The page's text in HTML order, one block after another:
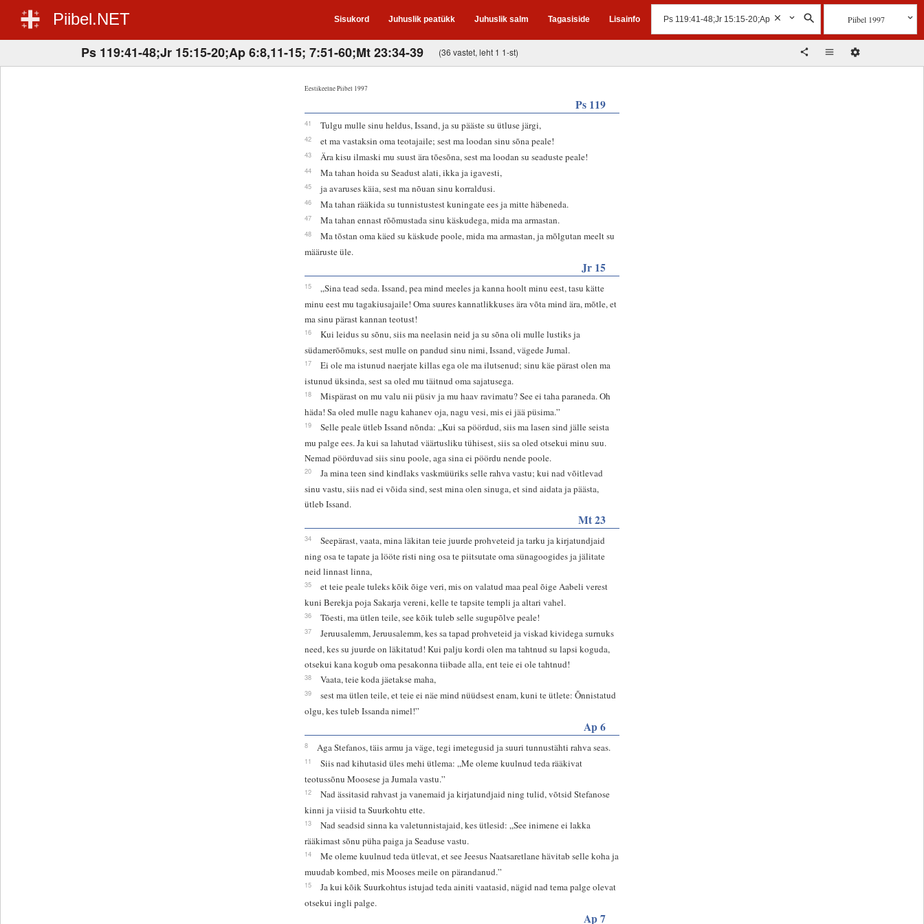
Piibel.NET Sisukord Juhuslik peatükk Juhuslik salm Tagasiside Lisainfo Piibel 1997
Ps 119:41-48;Jr 15:15-20;Ap 6:8,11-15; 7:51-60;Mt 23:34-39 (36 vastet, leht 1 1-st)
Eestikeelne Piibel 1997
Ps 119
41 Tulgu mulle sinu heldus, Issand, ja su pääste su ütluse järgi,
42 et ma vastaksin oma teotajaile; sest ma loodan sinu sõna peale!
43 Ära kisu ilmaski mu suust ära tõesõna, sest ma loodan su seaduste peale!
44 Ma tahan hoida su Seadust alati, ikka ja igavesti,
45 ja avaruses käia, sest ma nõuan sinu korraldusi.
46 Ma tahan rääkida su tunnistustest kuningate ees ja mitte häbeneda.
47 Ma tahan ennast rõõmustada sinu käskudega, mida ma armastan.
48
Ma tõstan oma käed su käskude poole, mida ma armastan, ja mõlgutan meelt su
määruste üle.
Jr 15
15
„Sina tead seda. Issand, pea mind meeles ja kanna hoolt minu eest, tasu kätte
minu eest mu tagakiusajaile! Oma suures kannatlikkuses ära võta mind ära, mõtle, et
ma sinu pärast kannan teotust!
16
Kui leidus su sõnu, siis ma neelasin neid ja su sõna oli mulle lustiks ja
südamerõõmuks, sest mulle on pandud sinu nimi, Issand, vägede Jumal.
17
Ei ole ma istunud naerjate killas ega ole ma ilutsenud; sinu käe pärast olen ma
istunud üksinda, sest sa oled mu täitnud oma sajatusega.
18
Mispärast on mu valu nii püsiv ja mu haav ravimatu? See ei taha paraneda. Oh
häda! Sa oled mulle nagu kahanev oja, nagu vesi, mis ei jää püsima.”
19
Selle peale ütleb Issand nõnda: „Kui sa pöördud, siis ma lasen sind jälle seista
mu palge ees. Ja kui sa lahutad väärtusliku tühisest, siis sa oled otsekui minu suu.
Nemad pöörduvad siis sinu poole, aga sina ei pöördu nende poole.
20
Ja mina teen sind kindlaks vaskmüüriks selle rahva vastu; kui nad võitlevad
sinu vastu, siis nad ei võida sind, sest mina olen sinuga, et sind aidata ja päästa,
ütleb Issand.
Mt 23
34
Seepärast, vaata, mina läkitan teie juurde prohveteid ja tarku ja kirjatundjaid
ning osa te tapate ja lööte risti ning osa te piitsutate oma sünagoogides ja jälitate
neid linnast linna,
35
et teie peale tuleks kõik õige veri, mis on valatud maa peal õige Aabeli verest
kuni Berekja poja Sakarja vereni, kelle te tapsite templi ja altari vahel.
36 Tõesti, ma ütlen teile, see kõik tuleb selle sugupõlve peale!
37
Jeruusalemm, Jeruusalemm, kes sa tapad prohveteid ja viskad kividega surnuks
need, kes su juurde on läkitatud! Kui palju kordi olen ma tahtnud su lapsi koguda,
otsekui kana kogub oma pesakonna tiibade alla, ent teie ei ole tahtnud!
38 Vaata, teie koda jäetakse maha,
39
sest ma ütlen teile, et teie ei näe mind nüüdsest enam, kuni te ütlete: Õnnistatud
olgu, kes tuleb Issanda nimel!”
Ap 6
8 Aga Stefanos, täis armu ja väge, tegi imetegusid ja suuri tunnustähti rahva seas.
11
Siis nad kihutasid üles mehi ütlema: „Me oleme kuulnud teda rääkivat
teotussõnu Moosese ja Jumala vastu.”
12
Nad ässitasid rahvast ja vanemaid ja kirjatundjaid ning tulid, võtsid Stefanose
kinni ja viisid ta Suurkohtu ette.
13
Nad seadsid sinna ka valetunnistajaid, kes ütlesid: „See inimene ei lakka
rääkimast sõnu püha paiga ja Seaduse vastu.
14
Me oleme kuulnud teda ütlevat, et see Jeesus Naatsaretlane hävitab selle koha ja
muudab kombed, mis Mooses meile on pärandanud.”
15
Ja kui kõik Suurkohtus istujad teda ainiti vaatasid, nägid nad tema palge olevat
otsekui ingli palge.
Ap 7